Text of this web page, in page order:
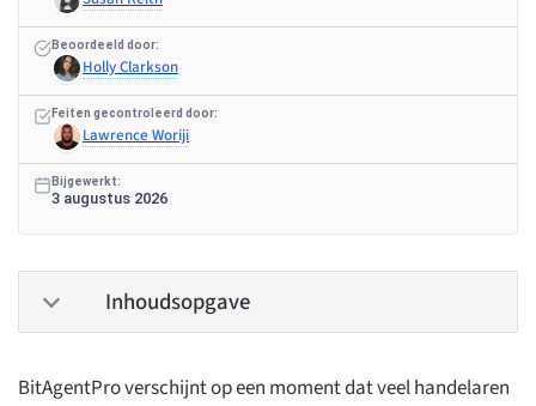
Beoordeeld door:
Holly Clarkson
Feiten gecontroleerd door:
Lawrence Woriji
Bijgewerkt:
3 augustus 2026
Inhoudsopgave
BitAgentPro verschijnt op een moment dat veel handelaren